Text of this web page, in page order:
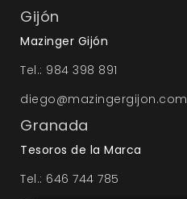
Gijón
Mazinger Gijón
Tel.: 984 398 891
diego@mazingergijon.com
Granada
Tesoros de la Marca
Tel.: 646 744 785